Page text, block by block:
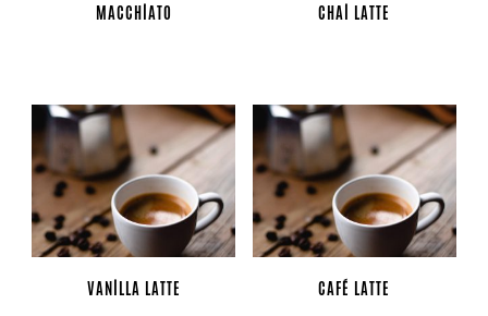
MACCHIATO CHAI LATTE
VANILLA LATTE CAFÉ LATTE